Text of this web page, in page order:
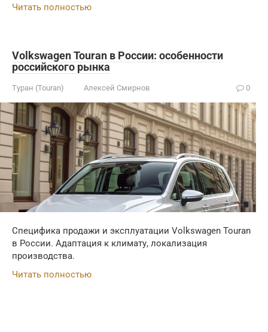
Читать полностью
Volkswagen Touran в России: особенности
российского рынка
Туран (Touran) Алексей Смирнов 0
Специфика продажи и эксплуатации Volkswagen Touran
в России. Адаптация к климату, локализация
производства.
Читать полностью